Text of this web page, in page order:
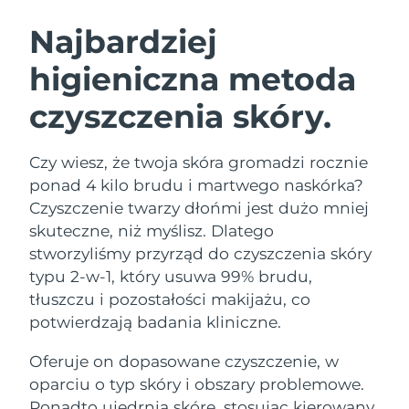
Najbardziej
higieniczna metoda
czyszczenia skóry.
Czy wiesz, że twoja skóra gromadzi rocznie
ponad 4 kilo brudu i martwego naskórka?
Czyszczenie twarzy dłońmi jest dużo mniej
skuteczne, niż myślisz. Dlatego
stworzyliśmy przyrząd do czyszczenia skóry
typu 2-w-1, który usuwa 99% brudu,
tłuszczu i pozostałości makijażu, co
potwierdzają badania kliniczne.
Oferuje on dopasowane czyszczenie, w
oparciu o typ skóry i obszary problemowe.
URODY
Oczyszczanie twarzy
LUNA™ 4 zestaw
Anti-aging massage
LUNA™ 4 Plus
Massage, LED heating
For men, anti-aging massage
Lifting twarzy
BEAR™ 2 zestaw
Microcurrent toning
BEAR™ 2 go
Microcurrent toning on-the-go
Microcurrent line smoothing device
Nawilżenie
UFO™ 3 zestaw
Deep facial hydration
UFO™ 3 LED
Near-infrared and red light therapy
device
Pielęgnacja jamy
ustnej
issa™ 4
Hybrid silicone sonic toothbrush
issa™ 4 plus
Smart hybrid silicone sonic toothbrush
FAQ™ ZABIEG ANTI-AGING
Anti-aging Zabiegi LED
Australia
Oczekiwany czas dostawy
8/12/26
Austria
Oczekiwany czas dostawy
Bahrajn
Oczekiwany czas dostawy
8/10/26
Belgia
Oczekiwany czas dostawy
8/9/26
Bermudy
Oczekiwany czas dostawy
Hercegowina
8/12/26
Oczekiwany czas dostawy